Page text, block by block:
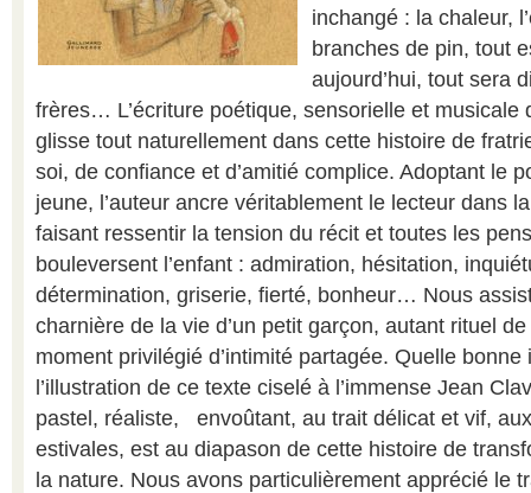
inchangé : la chaleur,
branches de pin, tout
aujourd’hui, tout sera
frères… L’écriture poétique, sensorielle et musicale
glisse tout naturellement dans cette histoire de
soi, de confiance et d’amitié complice. Adoptant le
jeune, l’auteur ancre véritablement le lecteur dans
faisant ressentir la tension du récit et toutes les
bouleversent l’enfant : admiration, hésitation,
détermination, griserie, fierté, bonheur… Nous
charnière de la vie d’un petit garçon, autant rituel
moment privilégié d’intimité partagée. Quelle bonne
l’illustration de ce texte ciselé à l’immense Jean
pastel, réaliste, envoûtant, au trait délicat et vif,
estivales, est au diapason de cette histoire de
la nature. Nous avons particulièrement apprécié le